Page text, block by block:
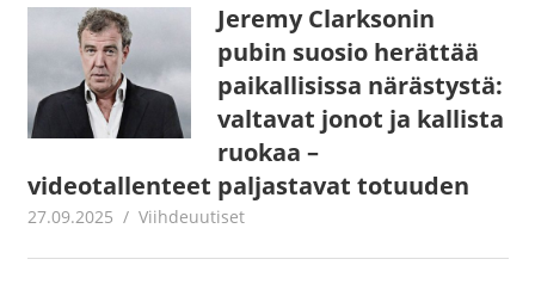
Jeremy Clarksonin
pubin suosio herättää
paikallisissa närästystä:
valtavat jonot ja kallista
ruokaa –
videotallenteet paljastavat totuuden
27.09.2025 Juha Kaunisto
Viihdeuutiset